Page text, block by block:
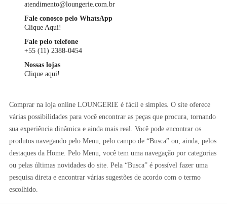
atendimento@loungerie.com.br
Fale conosco pelo WhatsApp
Clique Aqui!
Fale pelo telefone
+55 (11) 2388-0454
Nossas lojas
Clique aqui!
Comprar na loja online LOUNGERIE é fácil e simples. O site oferece
várias possibilidades para você encontrar as peças que procura, tornando
sua experiência dinâmica e ainda mais real. Você pode encontrar os
produtos navegando pelo Menu, pelo campo de “Busca” ou, ainda, pelos
destaques da Home. Pelo Menu, você tem uma navegação por categorias
ou pelas últimas novidades do site. Pela “Busca” é possível fazer uma
pesquisa direta e encontrar várias sugestões de acordo com o termo
escolhido.